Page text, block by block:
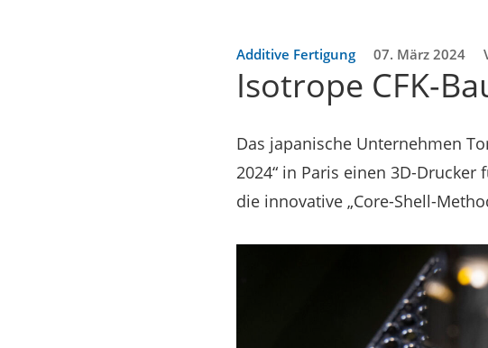
Additive Fertigung 07. März 2024
Isotrope CFK-
Das japanische Unternehmen
2024“ in Paris einen 3D-
die innovative „Core-Shell-